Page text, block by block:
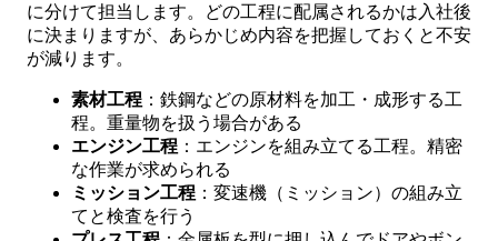
に分けて担当します。どの工程に配属されるかは入社後
に決まりますが、あらかじめ内容を把握しておくと不安
が減ります。
素材工程 ：鉄鋼などの原材料を加工・成形する工
程。重量物を扱う場合がある
エンジン工程 ：エンジンを組み立てる工程。精密
な作業が求められる
ミッション工程 ：変速機（ミッション）の組み立
てと検査を行う